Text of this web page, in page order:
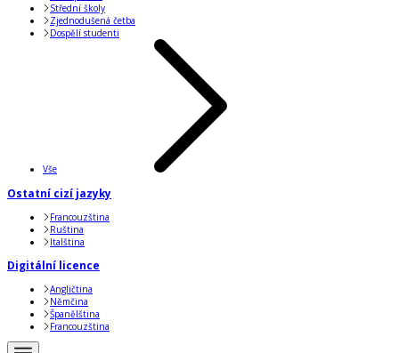
Střední školy
Zjednodušená četba
Dospělí studenti
Vše
Ostatní cizí jazyky
Francouzština
Ruština
Italština
Digitální licence
Angličtina
Němčina
Španělština
Francouzština